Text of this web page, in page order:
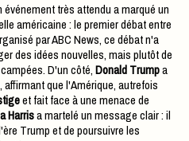
américaine : le premier débat entre
par ABC News, ce débat n'a
des idées nouvelles, mais plutôt de
D'un côté,Donald Trumpa
que l'Amérique, autrefois
et fait face à une menace de
Harrisa martelé un message clair : il
Trump et de poursuivre les